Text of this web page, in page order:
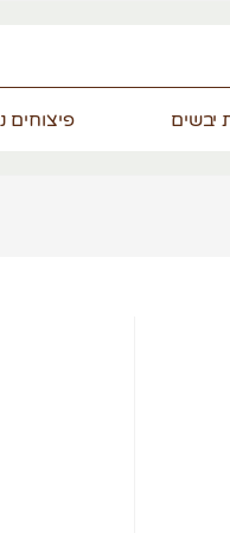
יבשים פיצוחים